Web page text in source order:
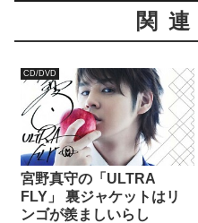
関
CD/DVD
宮野真守の「ULTRA
FLY」 裏ジャケットはリ
ンゴが羨ましいらし